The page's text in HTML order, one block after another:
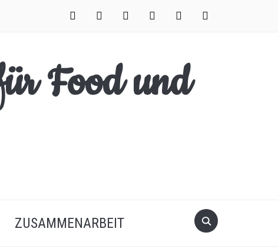
facebook instagram pinterest twitter xing youtube
Search
for:
ZUSAMMENARBEIT